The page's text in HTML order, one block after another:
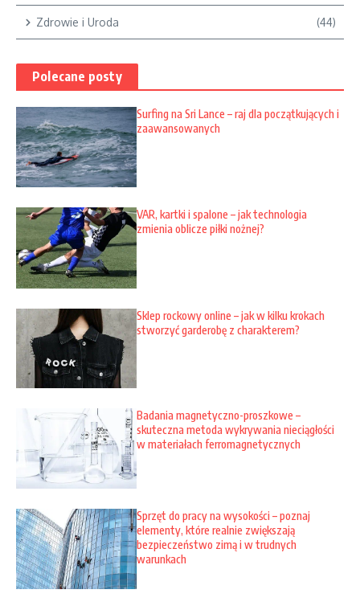
Zdrowie i Uroda (44)
Polecane posty
Surfing na Sri Lance – raj dla początkujących i
zaawansowanych
VAR, kartki i spalone – jak technologia
zmienia oblicze piłki nożnej?
Sklep rockowy online – jak w kilku krokach
stworzyć garderobę z charakterem?
Badania magnetyczno-proszkowe –
skuteczna metoda wykrywania nieciągłości
w materiałach ferromagnetycznych
Sprzęt do pracy na wysokości – poznaj
elementy, które realnie zwiększają
bezpieczeństwo zimą i w trudnych
warunkach